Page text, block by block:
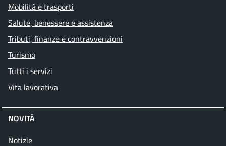
Mobilità e trasporti
Salute, benessere e assistenza
Tributi, finanze e contravvenzioni
Turismo
Tutti i servizi
Vita lavorativa
NOVITÀ
Notizie